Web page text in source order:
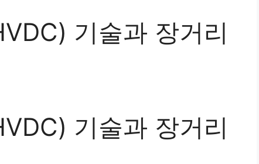
기술과 장거리
기술과 장거리